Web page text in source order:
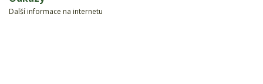
Další informace na internetu